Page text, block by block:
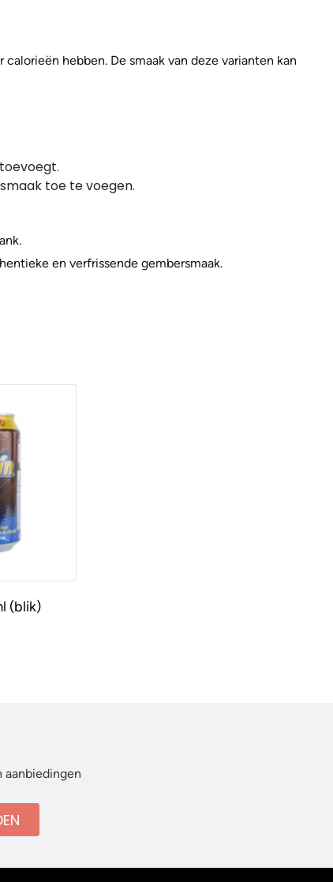
hebben. De smaak van deze varianten kan
toe te voegen.
en verfrissende gembersmaak.
(blik)
aanbiedingen